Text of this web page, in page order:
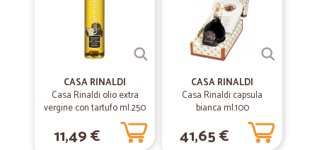
Puntualità cortesia ottimi imballaggi
—Gianna B.
Efficienza e velocità
Efficienza e velocità. Ottimo supermercato!
CASA RINALDI
Casa Rinaldi olio extra
vergine con tartufo ml.250
11,49 €
CASA RINALDI
Casa Rinaldi capsula
bianca ml.100
41,65 €